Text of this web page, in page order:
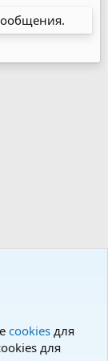
cookies для
для